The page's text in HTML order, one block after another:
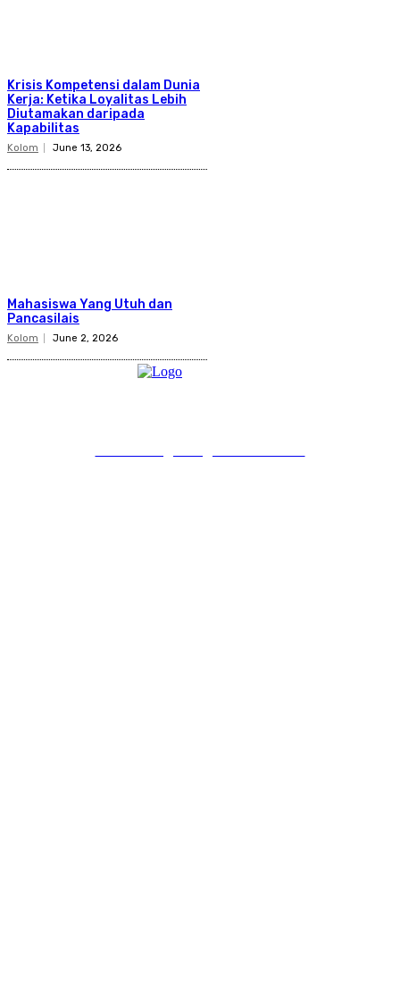
Krisis Kompetensi dalam Dunia
Kerja: Ketika Loyalitas Lebih
Diutamakan daripada
Kapabilitas
Kolom June 13, 2026
Mahasiswa Yang Utuh dan
Pancasilais
Kolom June 2, 2026